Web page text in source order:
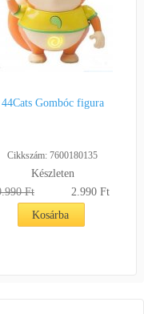
44Cats Gombóc figura
Cikkszám: 7600180135
Készleten
Ft
2.990 Ft
Kosárba